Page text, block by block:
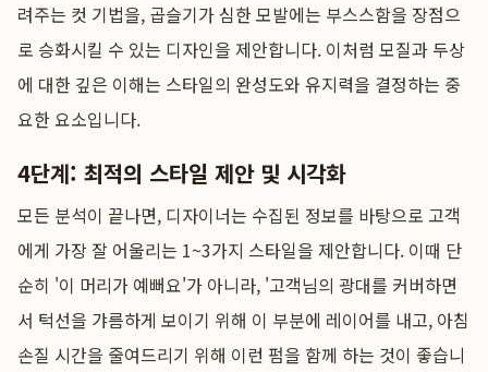
려주는 컷 기법을, 곱슬기가 심한 모발에는 부스스함을 장점으
로 승화시킬 수 있는 디자인을 제안합니다. 이처럼 모질과 두상
에 대한 깊은 이해는 스타일의 완성도와 유지력을 결정하는 중
요한 요소입니다.
4단계: 최적의 스타일 제안 및 시각화
모든 분석이 끝나면, 디자이너는 수집된 정보를 바탕으로 고객
에게 가장 잘 어울리는 1~3가지 스타일을 제안합니다. 이때 단
순히 '이 머리가 예뻐요'가 아니라, '고객님의 광대를 커버하면
서 턱선을 갸름하게 보이기 위해 이 부분에 레이어를 내고, 아침
손질 시간을 줄여드리기 위해 이런 펌을 함께 하는 것이 좋습니